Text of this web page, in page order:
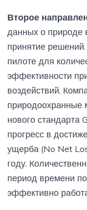
Второе
данных о природе
принятие
пилоте для
эффективности
воздействий.
природоохранные
нового стандарта
прогресс в
ущерба (No Net
году.
период времени
эффективно